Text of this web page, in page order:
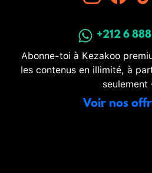
+212 6
Abonne-toi à Kezakoo
les contenus en illimité, à
seulement
Voir nos